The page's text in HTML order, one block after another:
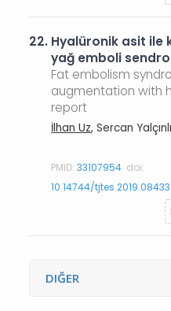
22. Hyalüronik asit ile
yağ emboli
Fat embolism
augmentation with
report
İlhan Uz, Sercan
PMID:33107954 doi:
10.14744/tjtes.2019.08433
DIĞER